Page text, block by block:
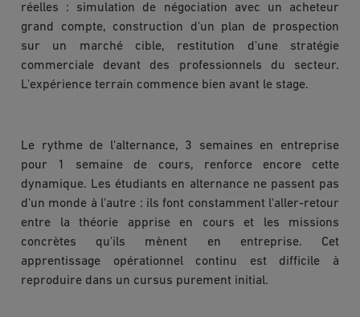
réelles : simulation de négociation avec un acheteur
grand compte, construction d'un plan de prospection
sur un marché cible, restitution d'une stratégie
commerciale devant des professionnels du secteur.
L'expérience terrain commence bien avant le stage.
Le rythme de l'alternance, 3 semaines en entreprise
pour 1 semaine de cours, renforce encore cette
dynamique. Les étudiants en alternance ne passent pas
d'un monde à l'autre : ils font constamment l'aller-retour
entre la théorie apprise en cours et les missions
concrètes qu'ils mènent en entreprise. Cet
apprentissage opérationnel continu est difficile à
reproduire dans un cursus purement initial.